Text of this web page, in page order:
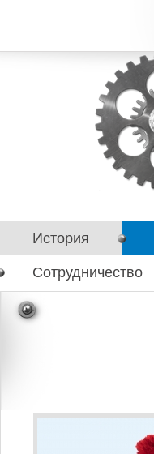
История
Сотрудничество